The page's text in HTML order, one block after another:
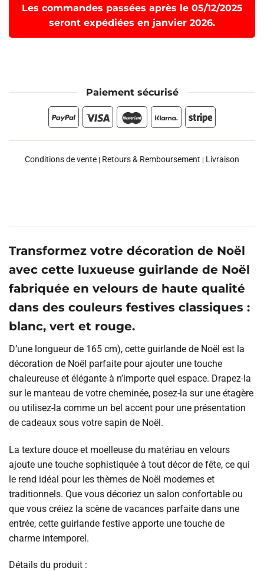
Les commandes passées après le 05/12/2025
seront expédiées en janvier 2026.
Paiement sécurisé
Conditions de vente | Retours & Remboursement | Livraison
Transformez votre décoration de Noël
avec cette luxueuse guirlande de Noël
fabriquée en velours de haute qualité
dans des couleurs festives classiques :
blanc, vert et rouge.
D’une longueur de 165 cm), cette guirlande de Noël est la
décoration de Noël parfaite pour ajouter une touche
chaleureuse et élégante à n’importe quel espace. Drapez-la
sur le manteau de votre cheminée, posez-la sur une étagère
ou utilisez-la comme un bel accent pour une présentation
de cadeaux sous votre sapin de Noël.
La texture douce et moelleuse du matériau en velours
ajoute une touche sophistiquée à tout décor de fête, ce qui
le rend idéal pour les thèmes de Noël modernes et
traditionnels. Que vous décoriez un salon confortable ou
que vous créiez la scène de vacances parfaite dans une
entrée, cette guirlande festive apporte une touche de
charme intemporel.
Détails du produit :